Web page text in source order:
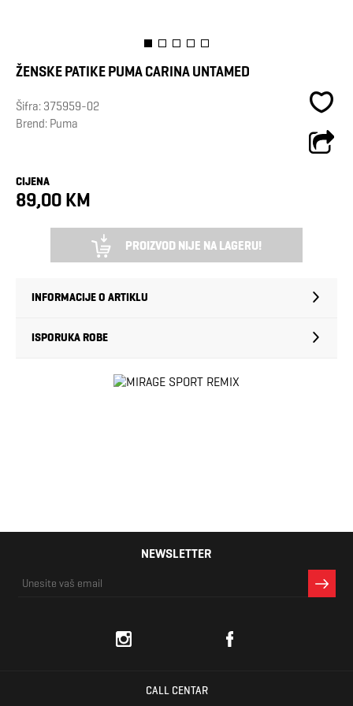
ŽENSKE PATIKE PUMA CARINA UNTAMED
Šifra: 375959-02
Brend: Puma
CIJENA
89,00 KM
PROIZVOD NIJE NA LAGERU!
INFORMACIJE O ARTIKLU
ISPORUKA ROBE
NEWSLETTER
CALL CENTAR